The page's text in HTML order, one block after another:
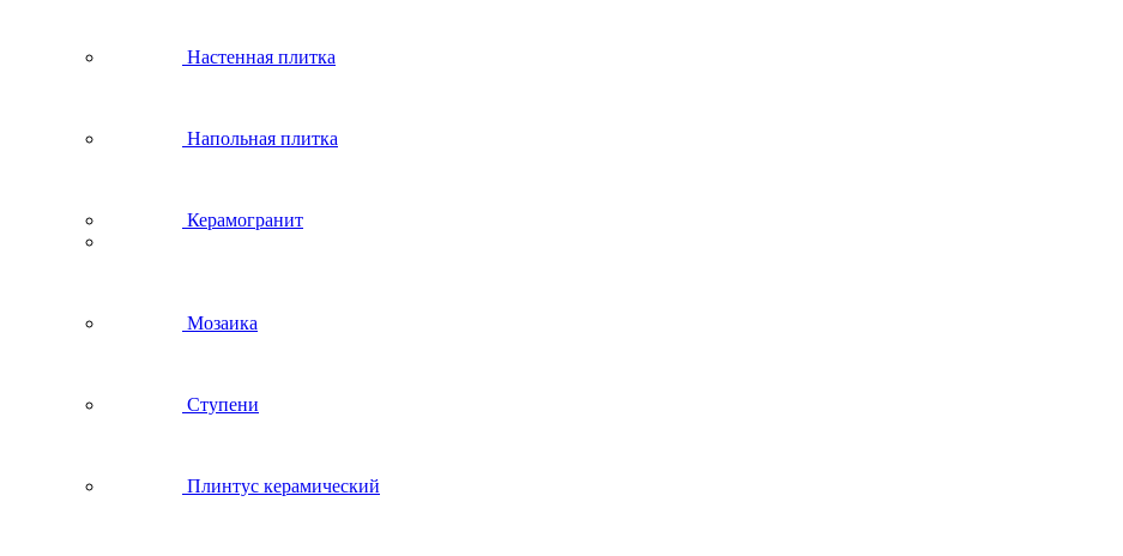
Настенная плитка
Напольная плитка
Керамогранит
Мозаика
Ступени
Плинтус керамический